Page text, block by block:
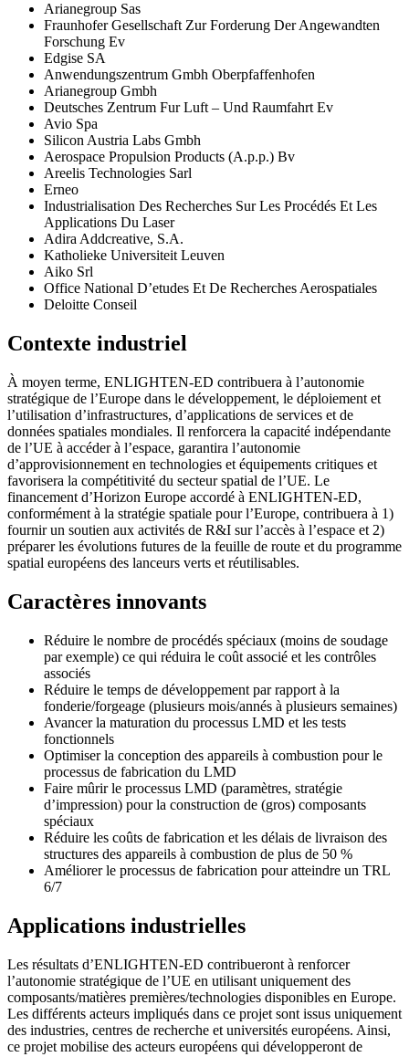
Arianegroup Sas
Fraunhofer Gesellschaft Zur Forderung Der Angewandten
Forschung Ev
Edgise SA
Anwendungszentrum Gmbh Oberpfaffenhofen
Arianegroup Gmbh
Deutsches Zentrum Fur Luft – Und Raumfahrt Ev
Avio Spa
Silicon Austria Labs Gmbh
Aerospace Propulsion Products (A.p.p.) Bv
Areelis Technologies Sarl
Erneo
Industrialisation Des Recherches Sur Les Procédés Et Les
Applications Du Laser
Adira Addcreative, S.A.
Katholieke Universiteit Leuven
Aiko Srl
Office National D’etudes Et De Recherches Aerospatiales
Deloitte Conseil
Contexte industriel
À moyen terme, ENLIGHTEN-ED contribuera à l’autonomie
stratégique de l’Europe dans le développement, le déploiement et
l’utilisation d’infrastructures, d’applications de services et de
données spatiales mondiales. Il renforcera la capacité indépendante
de l’UE à accéder à l’espace, garantira l’autonomie
d’approvisionnement en technologies et équipements critiques et
favorisera la compétitivité du secteur spatial de l’UE. Le
financement d’Horizon Europe accordé à ENLIGHTEN-ED,
conformément à la stratégie spatiale pour l’Europe, contribuera à 1)
fournir un soutien aux activités de R&I sur l’accès à l’espace et 2)
préparer les évolutions futures de la feuille de route et du programme
spatial européens des lanceurs verts et réutilisables.
Caractères innovants
Réduire le nombre de procédés spéciaux (moins de soudage
par exemple) ce qui réduira le coût associé et les contrôles
associés
Réduire le temps de développement par rapport à la
fonderie/forgeage (plusieurs mois/annés à plusieurs semaines)
Avancer la maturation du processus LMD et les tests
fonctionnels
Optimiser la conception des appareils à combustion pour le
processus de fabrication du LMD
Faire mûrir le processus LMD (paramètres, stratégie
d’impression) pour la construction de (gros) composants
spéciaux
Réduire les coûts de fabrication et les délais de livraison des
structures des appareils à combustion de plus de 50 %
Améliorer le processus de fabrication pour atteindre un TRL
6/7
Applications industrielles
Les résultats d’ENLIGHTEN-ED contribueront à renforcer
l’autonomie stratégique de l’UE en utilisant uniquement des
composants/matières premières/technologies disponibles en Europe.
Les différents acteurs impliqués dans ce projet sont issus uniquement
des industries, centres de recherche et universités européens. Ainsi,
ce projet mobilise des acteurs européens qui développeront de